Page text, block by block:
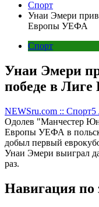
Спорт
Унаи Эмери
Европы УЕФА
Спорт
Унаи Эмери
победе в
NEWSru.com :: Спорт5
Одолев "Манчестер
Европы УЕФА в
добыл первый
Унаи Эмери выиграл
раз.
Навигация по